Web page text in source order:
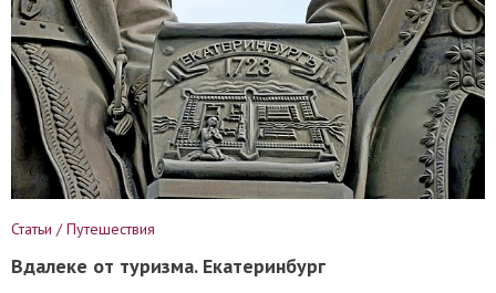
Статьи / Путешествия
Вдалеке от туризма. Екатеринбург